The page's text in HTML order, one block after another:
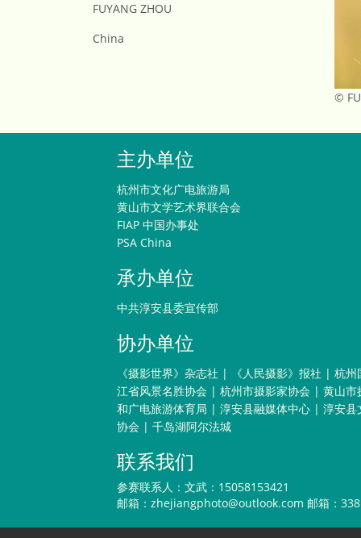
FUYANG ZHOU
China
©
主办单位
杭州市文化广电旅游局
黄山市文学艺术界联合会
FIAP 中国办事处
PSA China
承办单位
中共淳安县委宣传部
协办单位
《摄影世界》杂志社 | 《人民摄影》报社 | 杭州
江省风景名胜协会 | 杭州市摄影家协会 | 黄山市
和广电旅游体育局 | 淳安县融媒体中心 | 淳安县
协会 | 千岛湖阿尔法城
联系我们
参赛联系人：文武：15058153421
邮箱： zhejiangphoto@outlook.com 邮箱：